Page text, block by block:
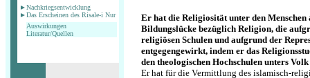
►Nachkriegsentwicklung
►Das Erscheinen des Risale-i Nur
Auswirkungen
Literatur/Quellen
Er hat die Religiosität unter den
Bildungslücke bezüglich Religion, die
religiösen Schulen und aufgrund der
entgegengewirkt, indem er das
den theologischen Hochschulen unters
Er hat für die Vermittlung des islamisch-